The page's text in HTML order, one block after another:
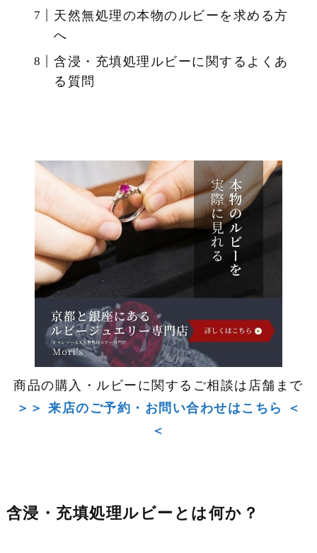
天然無処理の本物のルビーを求める方
へ
含浸・充填処理ルビーに関するよくあ
る質問
商品の購入・ルビーに関するご相談は店舗まで
＞＞ 来店のご予約・お問い合わせはこちら ＜
＜
含浸・充填処理ルビーとは何か？